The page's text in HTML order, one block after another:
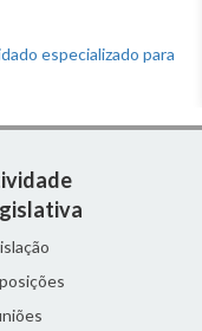
especializado para